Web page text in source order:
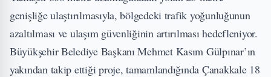
genişliğe ulaştırılmasıyla, bölgedeki trafik yoğunluğunun
azaltılması ve ulaşım güvenliğinin artırılması hedefleniyor.
Büyükşehir Belediye Başkanı Mehmet Kasım Gülpınar’ın
yakından takip ettiği proje, tamamlandığında Çanakkale 18